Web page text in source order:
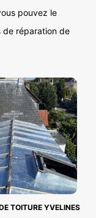
pouvez le
de réparation de
TOITURE YVELINES